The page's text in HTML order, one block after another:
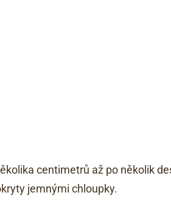
centimetrů až po několik
jemnými chloupky.